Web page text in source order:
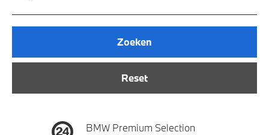
Reset
Zoeken
BMW Premium Selection